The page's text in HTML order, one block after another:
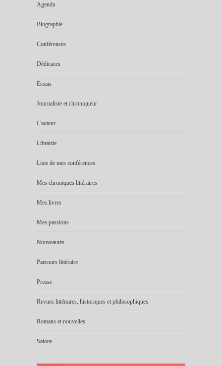
Agenda
Biographie
Conférences
Dédicaces
Essais
Journaliste et chroniqueur
L'auteur
Librairie
Liste de mes conférences
Mes chroniques littéraires
Mes livres
Mes passions
Nouveautés
Parcours littéraire
Presse
Revues littéraires, historiques et philosophiques
Romans et nouvelles
Salons